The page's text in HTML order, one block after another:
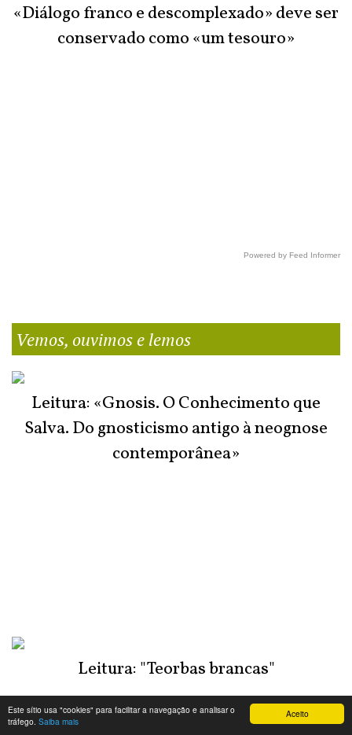
Aceito
Este sítio usa "cookies" para facilitar a navegação e analisar o
tráfego. Saiba mais
«Diálogo franco e descomplexado» deve ser
conservado como «um tesouro»
Powered by Feed Informer
Vemos, ouvimos e lemos
Leitura: «Gnosis. O Conhecimento que
Salva. Do gnosticismo antigo à neognose
contemporânea»
Leitura: "Teorbas brancas"